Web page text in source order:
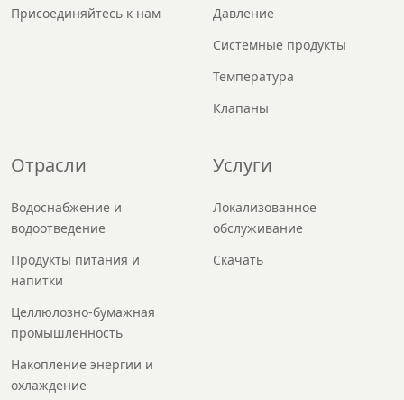
Присоединяйтесь к нам
Давление
Системные продукты
Температура
Клапаны
Отрасли
Водоснабжение и
водоотведение
Продукты питания и
напитки
Целлюлозно-бумажная
промышленность
Накопление энергии и
охлаждение
Услуги
Локализованное
обслуживание
Скачать